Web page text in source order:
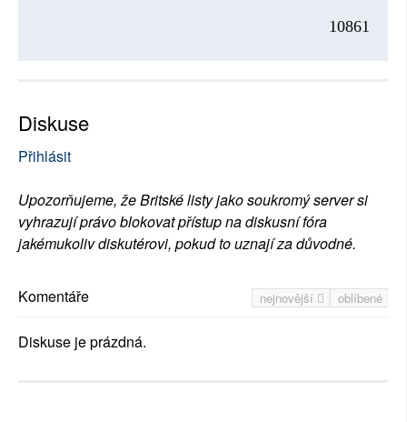
10861
Diskuse
Přihlásit
Upozorňujeme, že Britské listy jako soukromý server si
vyhrazují právo blokovat přístup na diskusní fóra
jakémukoliv diskutérovi, pokud to uznají za důvodné.
nejnovější oblíbené
Komentáře
Diskuse je prázdná.